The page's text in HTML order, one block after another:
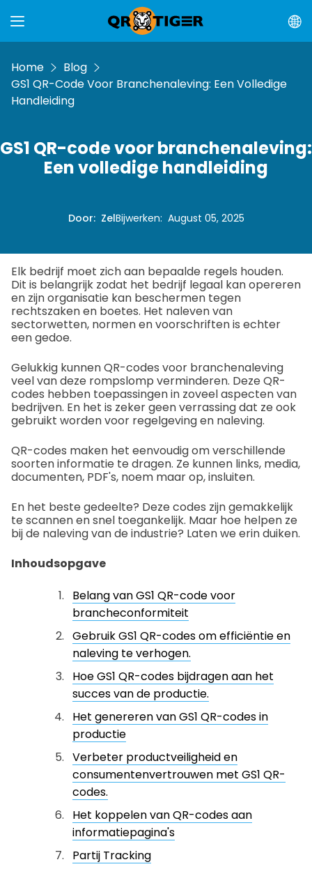
Home
Blog
GS1 QR-Code Voor Branchenaleving: Een Volledige
Handleiding
GS1 QR-code voor branchenaleving:
Een volledige handleiding
Door: ZelBijwerken: August 05, 2025
Elk bedrijf moet zich aan bepaalde regels houden.
Dit is belangrijk zodat het bedrijf legaal kan opereren
en zijn organisatie kan beschermen tegen
rechtszaken en boetes. Het naleven van
sectorwetten, normen en voorschriften is echter
een gedoe.
Gelukkig kunnen QR-codes voor branchenaleving
veel van deze rompslomp verminderen. Deze QR-
codes hebben toepassingen in zoveel aspecten van
bedrijven. En het is zeker geen verrassing dat ze ook
gebruikt worden voor regelgeving en naleving.
QR-codes maken het eenvoudig om verschillende
soorten informatie te dragen. Ze kunnen links, media,
documenten, PDF's, noem maar op, insluiten.
En het beste gedeelte? Deze codes zijn gemakkelijk
te scannen en snel toegankelijk. Maar hoe helpen ze
bij de naleving van de industrie? Laten we erin duiken.
Inhoudsopgave
Belang van GS1 QR-code voor
brancheconformiteit
Gebruik GS1 QR-codes om efficiëntie en
naleving te verhogen.
Hoe GS1 QR-codes bijdragen aan het
succes van de productie.
Het genereren van GS1 QR-codes in
productie
Verbeter productveiligheid en
consumentenvertrouwen met GS1 QR-
codes.
Het koppelen van QR-codes aan
informatiepagina's
Partij Tracking